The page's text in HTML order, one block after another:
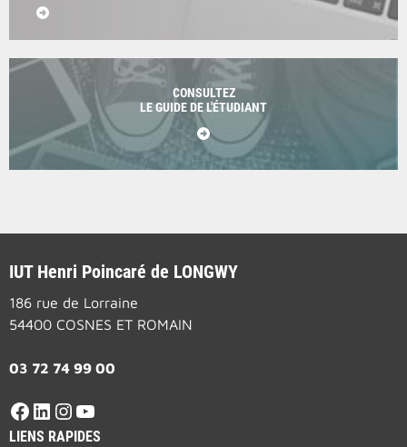
CONSULTEZ
LE GUIDE DE L'ÉTUDIANT
IUT Henri Poincaré de LONGWY
186 rue de Lorraine
54400 COSNES ET ROMAIN
03 72 74 99 00
LIENS RAPIDES